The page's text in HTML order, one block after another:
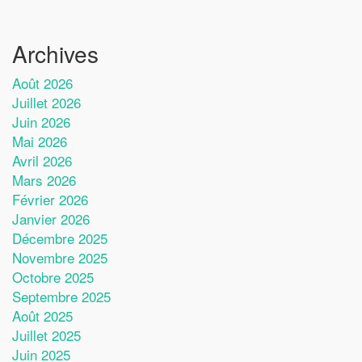
Archives
Août 2026
Juillet 2026
Juin 2026
Mai 2026
Avril 2026
Mars 2026
Février 2026
Janvier 2026
Décembre 2025
Novembre 2025
Octobre 2025
Septembre 2025
Août 2025
Juillet 2025
Juin 2025